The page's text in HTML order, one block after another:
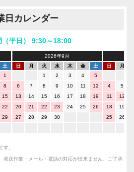
日カレンダー
（平日） 9:30～18:00
土
1
8
15
22
29
2026年9月
日
月 火 水 木 金
土
1
2 3 4
5
6
7 8 9 10 11
12
13
14 15 16 17 18
19
20
21 22 23 24 25
26
27
28 29 30
日 月
4 5
11
12
18
19
25
26
す。
発送作業・メール・電話の対応が出来ません、ご了承